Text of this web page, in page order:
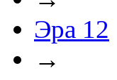
Эра 12
→